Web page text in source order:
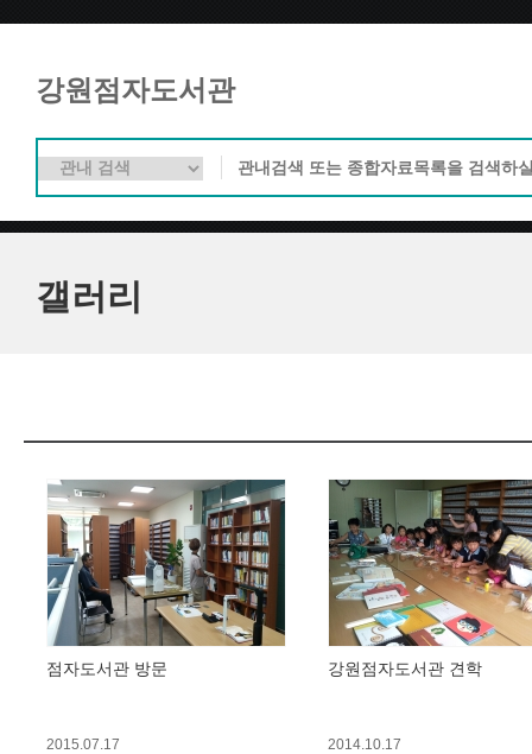
강원점자도서관
갤러리
점자도서관 방문
2015.07.17
강원점자도서관 견학
2014.10.17